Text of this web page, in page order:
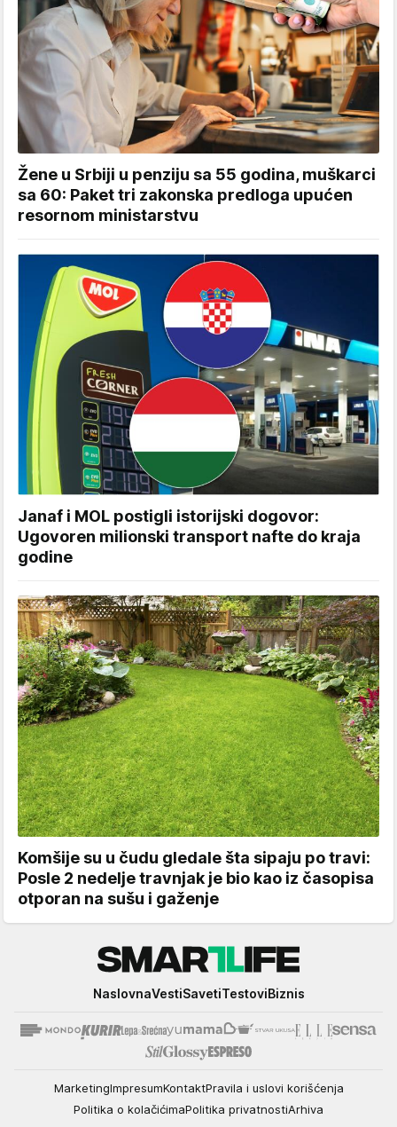
Žene u Srbiji u penziju sa 55 godina, muškarci
sa 60: Paket tri zakonska predloga upućen
resornom ministarstvu
Janaf i MOL postigli istorijski dogovor:
Ugovoren milionski transport nafte do kraja
godine
Komšije su u čudu gledale šta sipaju po travi:
Posle 2 nedelje travnjak je bio kao iz časopisa
otporan na sušu i gaženje
NaslovnaVestiSavetiTestoviBiznis
MarketingImpresumKontaktPravila i uslovi korišćenja
Politika o kolačićimaPolitika privatnostiArhiva